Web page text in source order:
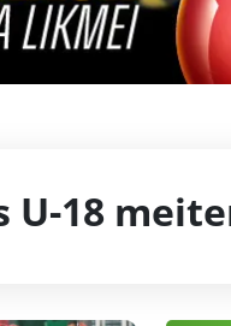
18